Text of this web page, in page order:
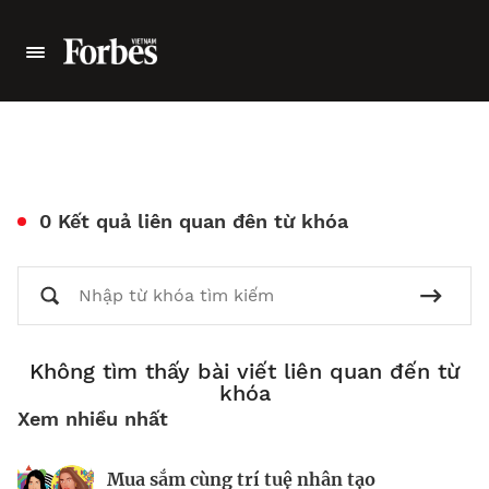
0 Kết quả liên quan đên từ khóa
Không tìm thấy bài viết liên quan đến từ
khóa
Xem nhiều nhất
Mua sắm cùng trí tuệ nhân tạo
Nhà sáng lập 25 tuổi và tham vọng lật
Kiểm soát bất ổn và bảo vệ sức khỏe